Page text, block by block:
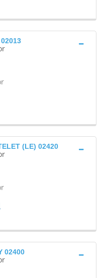
(LE) 02420
02400